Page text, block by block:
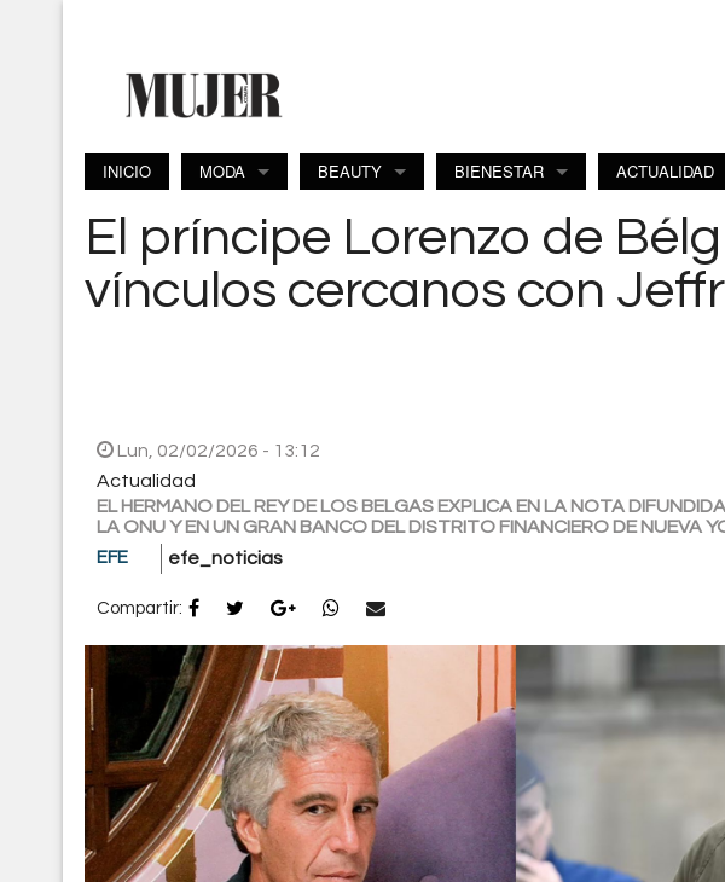
INICIO MODA BEAUTY BIENESTAR ACTUALIDAD
El príncipe Lorenzo de
vínculos cercanos con
Lun, 02/02/2026 - 13:12
Actualidad
EL HERMANO DEL REY DE LOS BELGAS EXPLICA EN LA NOTA
LA ONU Y EN UN GRAN BANCO DEL DISTRITO FINANCIERO DE NUEVA
EFE efe_noticias
Compartir: